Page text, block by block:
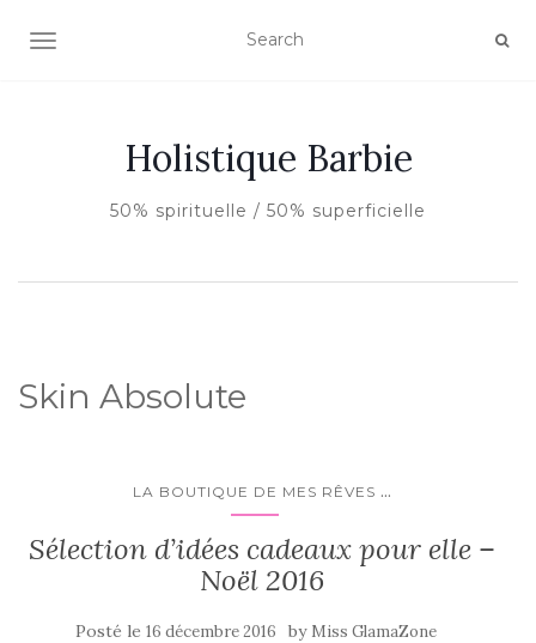
AFFICHER/MASQUER LA NAVIGATION
Holistique Barbie
50% spirituelle / 50% superficielle
Skin Absolute
LA BOUTIQUE DE MES RÊVES ...
Sélection d’idées cadeaux pour elle –
Noël 2016
Posté le 16 décembre 2016 by Miss GlamaZone